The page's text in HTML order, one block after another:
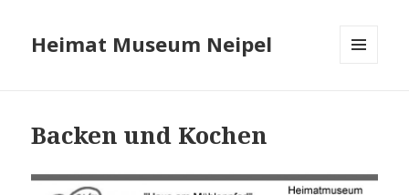
Heimat Museum Neipel
Backen und Kochen